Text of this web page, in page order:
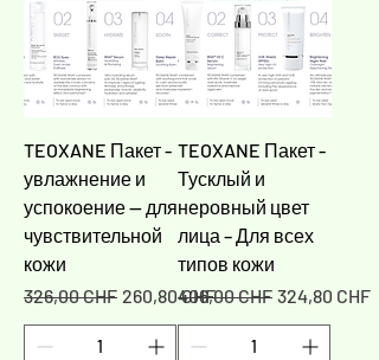
TEOXANE Пакет -
увлажнение и
успокоение — для
чувствительной
кожи
Обычная цена
326,00 CHF Цена со скидкой
260,80 CHF
TEOXANE Пакет -
Тусклый и
неровный цвет
лица – Для всех
типов кожи
Обычная цена
406,00 CHF Цена со
324,80 CHF